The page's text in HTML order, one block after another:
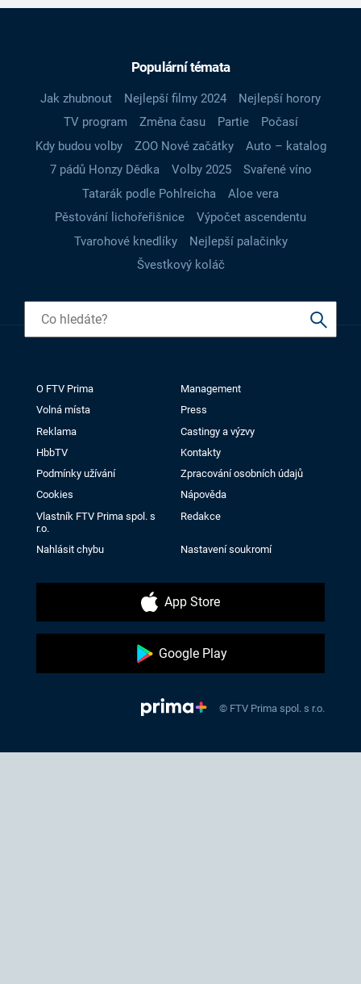
Populární témata
Jak zhubnout Nejlepší filmy 2024
Nejlepší horory
TV program
Změna času Partie
Počasí
Kdy budou volby
ZOO Nové začátky
Auto – katalog
7 pádů Honzy Dědka
Volby 2025
Svařené víno
Tatarák podle Pohlreicha
Aloe vera
Pěstování lichořeřišnice
Výpočet ascendentu
Tvarohové knedlíky
Nejlepší palačinky
Švestkový koláč
O FTV Prima
Management
Volná místa
Press
Reklama
Castingy a výzvy
HbbTV
Kontakty
Podmínky užívání
Zpracování osobních údajů
Cookies
Nápověda
Vlastník FTV Prima spol. s
r.o.
Redakce
Nahlásit chybu Nastavení soukromí
App Store
Google Play
© FTV Prima spol. s r.o.